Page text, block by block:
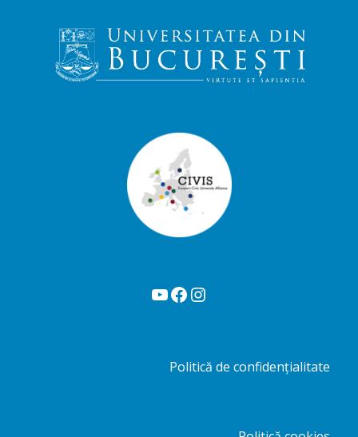
YouTube Facebook Instagram
Politică de confidențialitate